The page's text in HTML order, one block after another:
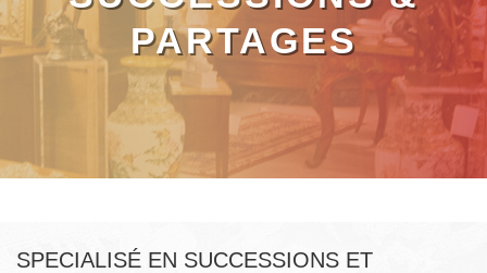
PARTAGES
SPECIALISÉ EN SUCCESSIONS ET